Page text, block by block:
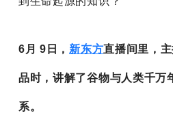
6月 9日， 新东方直播间里，
品时，讲解了谷物与人类千万
系。